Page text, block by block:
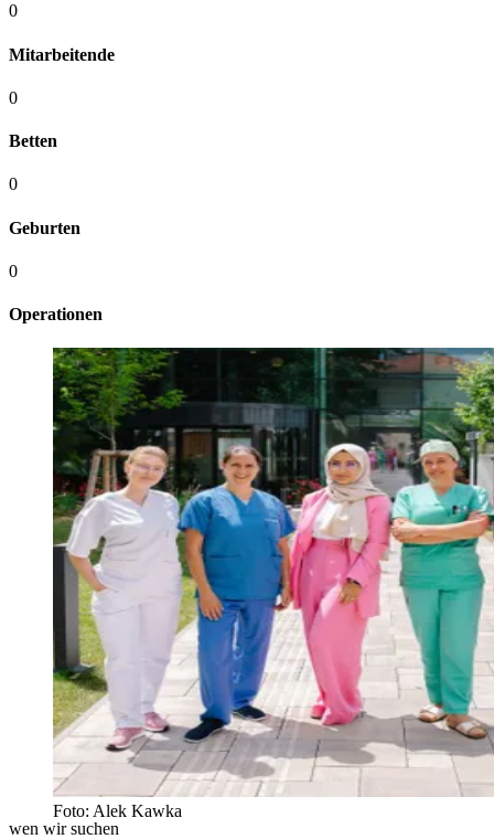
0
Mitarbeitende
0
Betten
0
Geburten
0
Operationen
Foto: Alek Kawka
wen wir suchen